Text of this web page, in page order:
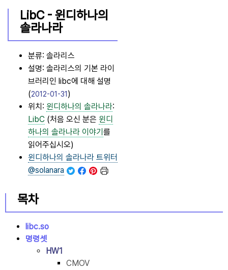
LibC - 윈디하나의
솔라나라
분류: 솔라리스
설명: 솔라리스의 기본 라이
브러리인 libc에 대해 설명
(2012-01-31)
위치: 윈디하나의 솔라나라:
LibC (처음 오신 분은 윈디
하나의 솔라나라 이야기를
읽어주십시오)
윈디하나의 솔라나라 트위터
@solanara
목차
libc.so
명령셋
HW1
CMOV